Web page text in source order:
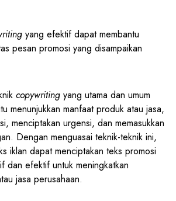
yang efektif dapat membantu
pesan promosi yang disampaikan
copywriting yang utama dan umum
menunjukkan manfaat produk atau jasa,
menciptakan urgensi, dan memasukkan
Dengan menguasai teknik-teknik ini,
iklan dapat menciptakan teks promosi
dan efektif untuk meningkatkan
jasa perusahaan.